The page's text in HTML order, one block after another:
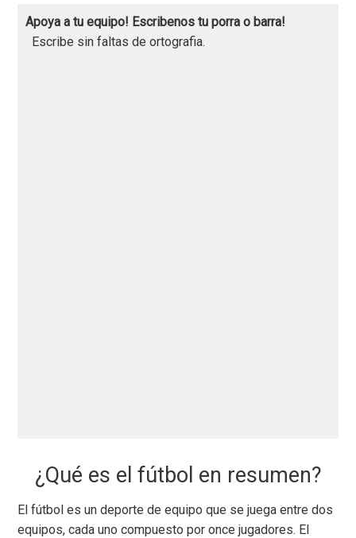
Apoya a tu equipo! Escribenos tu porra o barra!
Escribe sin faltas de ortografia.
¿Qué es el fútbol en resumen?
El fútbol es un deporte de equipo que se juega entre dos
equipos, cada uno compuesto por once jugadores. El